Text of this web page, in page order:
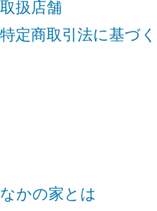
取扱店舗
特定商取引法に基づ
なかの家とは